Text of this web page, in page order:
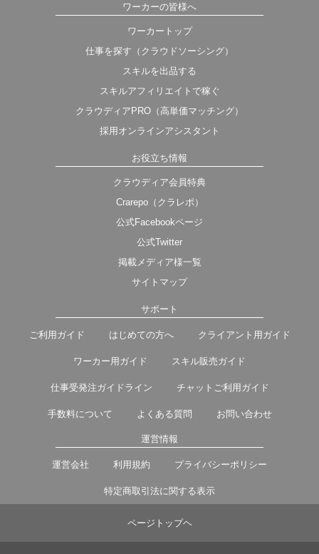
ワーカーの皆様へ
ワーカートップ
仕事を探す（クラウドソーシング）
スキルを出品する
スキルアフィリエイトで稼ぐ
クラウディアPRO（高単価マッチング）
採用オンラインアシスタント
お役立ち情報
クラウディア会員特典
Crarepo（クラレポ）
公式Facebookページ
公式Twitter
掲載メディア様一覧
サイトマップ
サポート
ご利用ガイド はじめての方へ クライアント用ガイド
ワーカー用ガイド スキル販売ガイド
仕事受発注ガイドライン チャットご利用ガイド
手数料について よくある質問 お問い合わせ
運営情報
運営会社 利用規約 プライバシーポリシー
特定商取引法に関する表示
ページトップヘ